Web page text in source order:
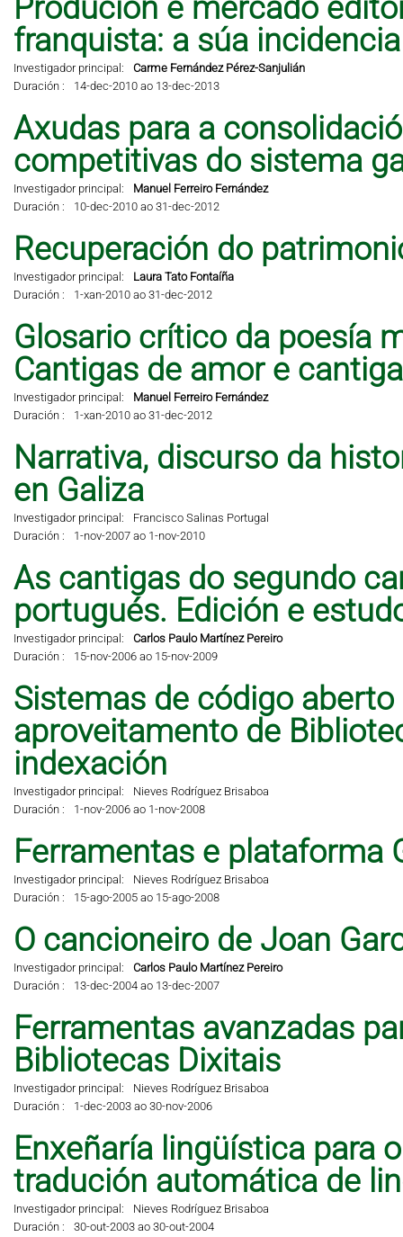
Produción e mercado
franquista: a súa
Investigador principal:
Carme Fernández Pérez-Sanjulián
Duración :
14-dec-2010 ao 13-dec-2013
Axudas para a
competitivas do sistema
Investigador principal:
Manuel Ferreiro Fernández
Duración :
10-dec-2010 ao 31-dec-2012
Recuperación do
Investigador principal:
Laura Tato Fontaíña
Duración :
1-xan-2010 ao 31-dec-2012
Glosario crítico da poesía
Cantigas de amor e
Investigador principal:
Manuel Ferreiro Fernández
Duración :
1-xan-2010 ao 31-dec-2012
Narrativa, discurso da
en Galiza
Investigador principal:
Francisco Salinas Portugal
Duración :
1-nov-2007 ao 1-nov-2010
As cantigas do segundo
portugués. Edición e
Investigador principal:
Carlos Paulo Martínez Pereiro
Duración :
15-nov-2006 ao 15-nov-2009
Sistemas de código
aproveitamento de
indexación
Investigador principal:
Nieves Rodríguez Brisaboa
Duración :
1-nov-2006 ao 1-nov-2008
Ferramentas e plataforma
Investigador principal:
Nieves Rodríguez Brisaboa
Duración :
15-ago-2005 ao 15-ago-2008
O cancioneiro de Joan
Investigador principal:
Carlos Paulo Martínez Pereiro
Duración :
13-dec-2004 ao 13-dec-2007
Ferramentas avanzadas
Bibliotecas Dixitais
Investigador principal:
Nieves Rodríguez Brisaboa
Duración :
1-dec-2003 ao 30-nov-2006
Enxeñaría lingüística para
tradución automática de
Investigador principal:
Nieves Rodríguez Brisaboa
Duración :
30-out-2003 ao 30-out-2004